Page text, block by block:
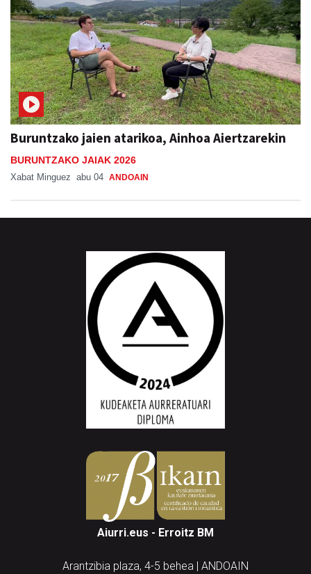
Buruntzako jaien atarikoa, Ainhoa Aiertzarekin
BURUNTZAKO JAIAK 2026
Xabat Minguez abu 04 ANDOAIN
Aiurri.eus - Erroitz BM
Arantzibia plaza, 4-5 behea | ANDOAIN